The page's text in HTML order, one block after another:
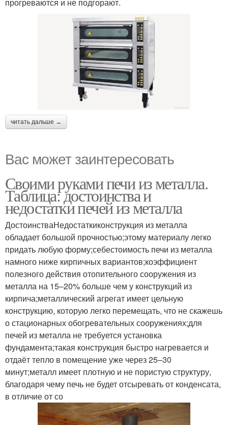
читать дальше →
Вас может заинтересовать
Своими руками печи из металла.
Таблица: достоинства и
недостатки печей из металла
ДостоинстваНедостаткиконструкция из металла
обладает большой прочностью;этому материалу легко
придать любую форму;себестоимость печи из металла
намного ниже кирпичных вариантов;коэффициент
полезного действия отопительного сооружения из
металла на 15–20% больше чем у конструкций из
кирпича;металлический агрегат имеет цельную
конструкцию, которую легко перемещать, что не скажешь
о стационарных обогревательных сооружениях;для
печей из металла не требуется установка
фундамента;такая конструкция быстро нагревается и
отдаёт тепло в помещение уже через 25–30
минут;металл имеет плотную и не пористую структуру,
благодаря чему печь не будет отсыревать от конденсата,
в отличие от со